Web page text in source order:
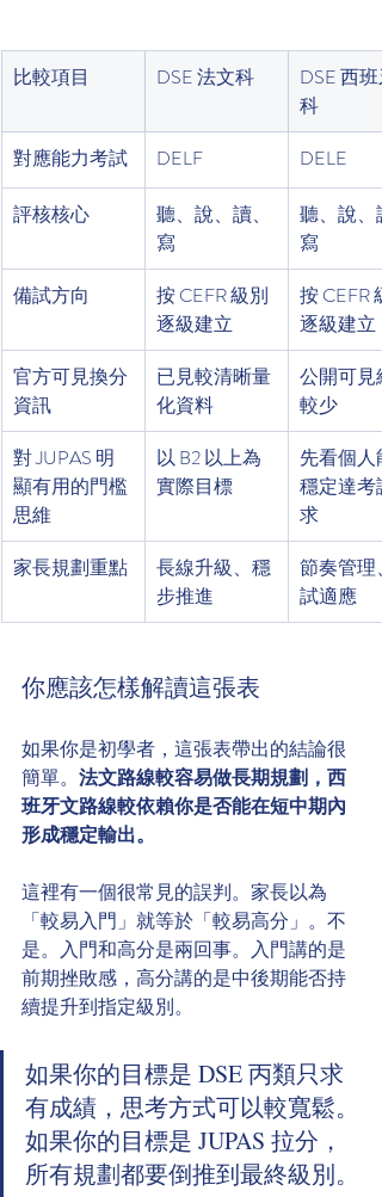
比較項目 DSE 法文科
DSE 西班
科
對應能力考試
DELF DELE
評核核心
聽、說、讀、
寫
聽、說、
寫
備試方向
按 CEFR 級別
逐級建立
按 CEFR
逐級建立
官方可見換分
資訊
已見較清晰量
化資料
公開可見
較少
對 JUPAS 明
顯有用的門檻
思維
以 B2 以上為
實際目標
先看個人
穩定達考
求
家長規劃重點
長線升級、穩
步推進
節奏管理
試適應
你應該怎樣解讀這張表
如果你是初學者，這張表帶出的結論很
簡單。 法文路線較容易做長期規劃，西
班牙文路線較依賴你是否能在短中期內
形成穩定輸出。
這裡有一個很常見的誤判。家長以為
「較易入門」就等於「較易高分」。不
是。入門和高分是兩回事。入門講的是
前期挫敗感，高分講的是中後期能否持
續提升到指定級別。
如果你的目標是 DSE 丙類只求
有成績，思考方式可以較寬鬆。
如果你的目標是 JUPAS 拉分，
所有規劃都要倒推到最終級別。